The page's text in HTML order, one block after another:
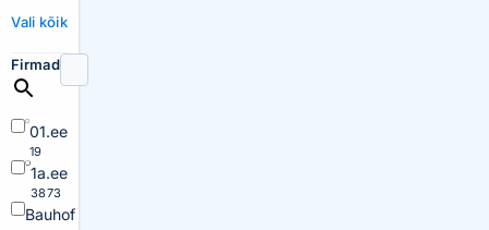
Vali kõik
Firmad
01.ee
19
1a.ee
3873
Bauhof